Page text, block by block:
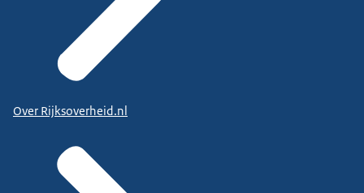
Over Rijksoverheid.nl